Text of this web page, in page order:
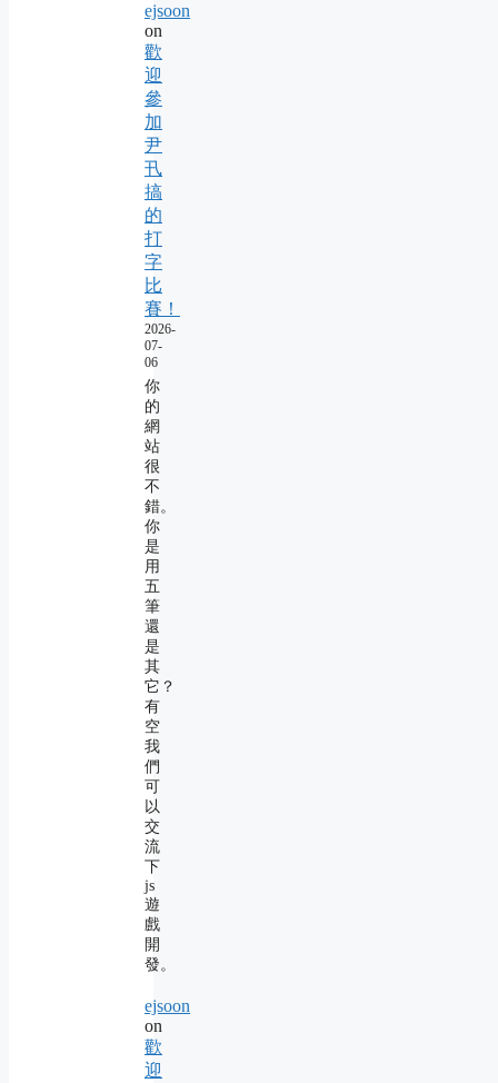
ejsoon
on
歡
迎
參
加
尹
卂
搞
的
打
字
比
賽！
2026-
07-
06
你
的
網
站
很
不
錯。
你
是
用
五
筆
還
是
其
它？
有
空
我
們
可
以
交
流
下
js
遊
戲
開
發。
ejsoon
on
歡
迎